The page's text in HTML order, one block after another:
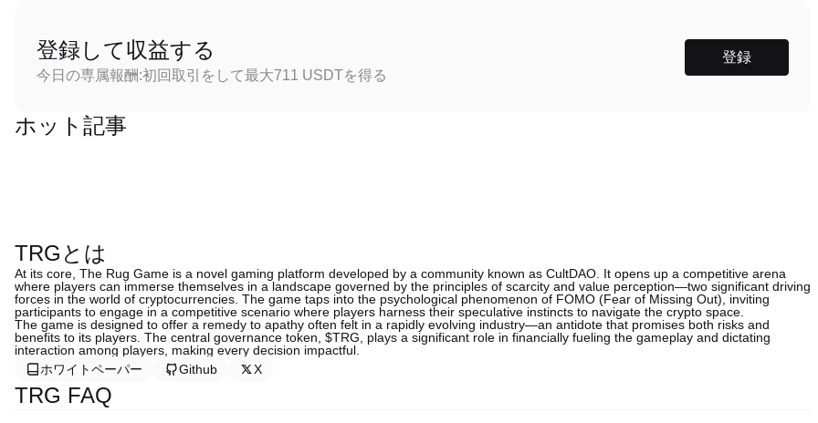
登録して収益する
今日の専属報酬:初回取引をして最大711 USDTを得る
登録
ホット記事
TRGとは
At its core, The Rug Game is a novel gaming platform developed by a community known as CultDAO. It opens up a competitive arena
where players can immerse themselves in a landscape governed by the principles of scarcity and value perception—two significant driving
forces in the world of cryptocurrencies. The game taps into the psychological phenomenon of FOMO (Fear of Missing Out), inviting
participants to engage in a competitive scenario where players harness their speculative instincts to navigate the crypto space.
The game is designed to offer a remedy to apathy often felt in a rapidly evolving industry—an antidote that promises both risks and
benefits to its players. The central governance token, $TRG, plays a significant role in financially fueling the gameplay and dictating
interaction among players, making every decision impactful.
ホワイトペーパー
Github X
TRG FAQ